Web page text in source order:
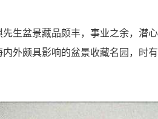
生盆景藏品颇丰，事业之余，潜
外颇具影响的盆景收藏名园，时